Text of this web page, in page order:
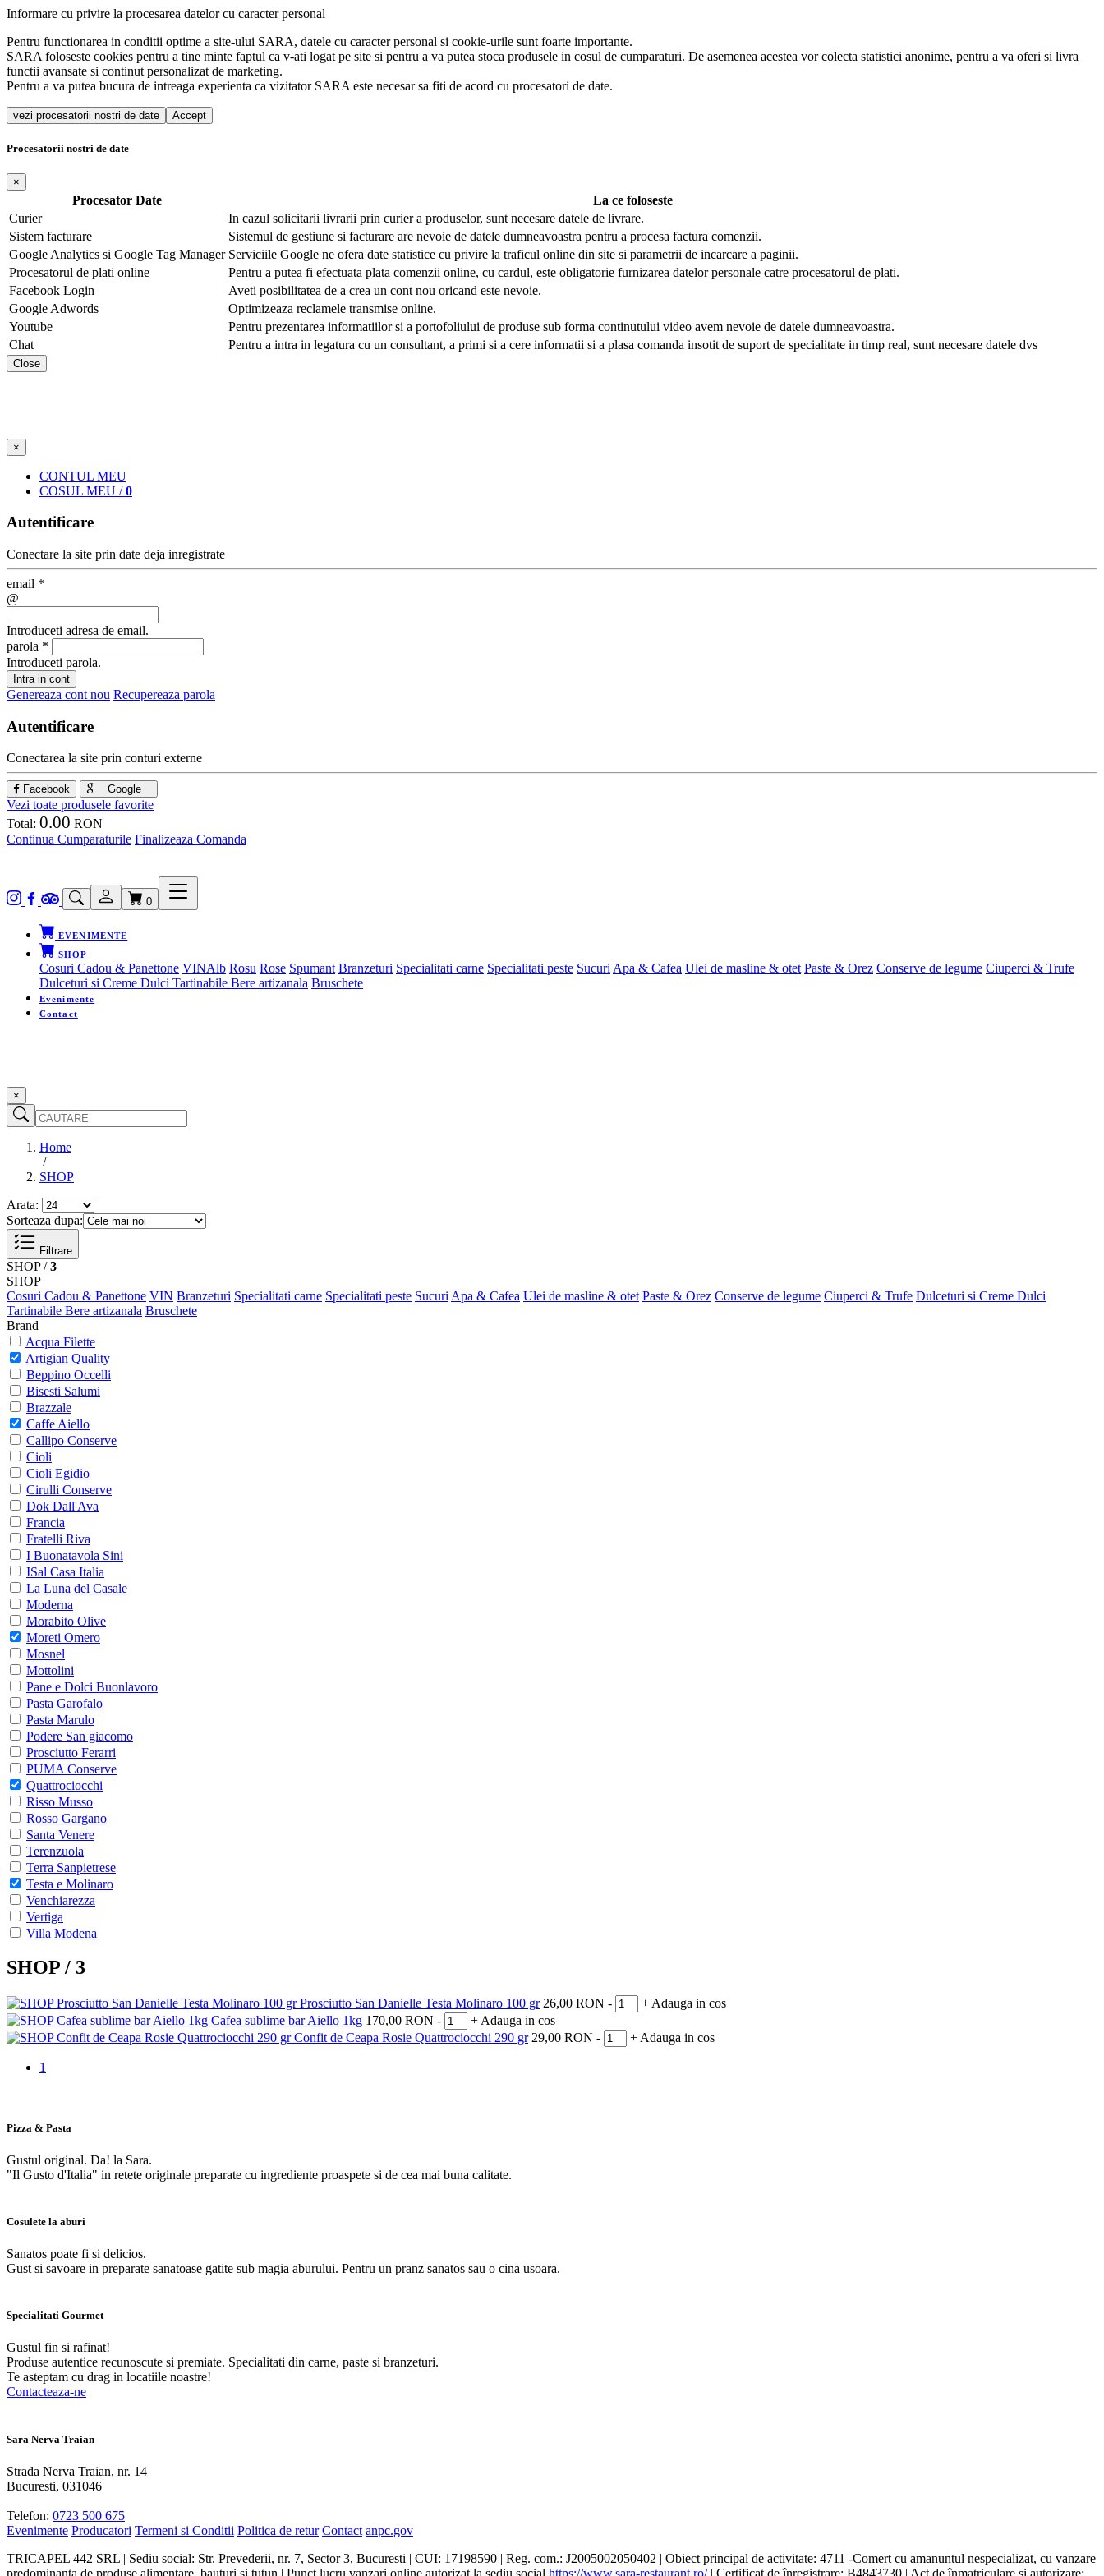
Informare cu privire la procesarea datelor cu caracter personal
Pentru functionarea in conditii optime a site-ului SARA, datele cu caracter personal si cookie-urile sunt foarte importante.
SARA foloseste cookies pentru a tine minte faptul ca v-ati logat pe site si pentru a va putea stoca produsele in cosul de cumparaturi. De asemenea acestea vor colecta statistici anonime, pentru a va oferi si livra
functii avansate si continut personalizat de marketing.
Pentru a va putea bucura de intreaga experienta ca vizitator SARA este necesar sa fiti de acord cu procesatori de date.
vezi procesatorii nostri de date Accept
Procesatorii nostri de date
×
Procesator Date
La ce foloseste
Curier
In cazul solicitarii livrarii prin curier a produselor, sunt necesare datele de livrare.
Sistem facturare
Sistemul de gestiune si facturare are nevoie de datele dumneavoastra pentru a procesa factura comenzii.
Google Analytics si Google Tag Manager Serviciile Google ne ofera date statistice cu privire la traficul online din site si parametrii de incarcare a paginii.
Procesatorul de plati online
Pentru a putea fi efectuata plata comenzii online, cu cardul, este obligatorie furnizarea datelor personale catre procesatorul de plati.
Facebook Login
Aveti posibilitatea de a crea un cont nou oricand este nevoie.
Google Adwords
Optimizeaza reclamele transmise online.
Youtube
Pentru prezentarea informatiilor si a portofoliului de produse sub forma continutului video avem nevoie de datele dumneavoastra.
Chat
Pentru a intra in legatura cu un consultant, a primi si a cere informatii si a plasa comanda insotit de suport de specialitate in timp real, sunt necesare datele dvs
Close
×
CONTUL MEU
COSUL MEU / 0
Autentificare
Conectare la site prin date deja inregistrate
email *
@
Introduceti adresa de email.
parola *
Introduceti parola.
Intra in cont
Genereaza cont nou Recupereaza parola
Autentificare
Conectarea la site prin conturi externe
Facebook Google
Vezi toate produsele favorite
Total: 0.00 RON
Continua Cumparaturile Finalizeaza Comanda
0
EVENIMENTE
SHOP
Cosuri Cadou & Panettone VINAlb Rosu Rose Spumant Branzeturi Specialitati carne Specialitati peste Sucuri Apa & Cafea Ulei de masline & otet Paste & Orez Conserve de legume Ciuperci & Trufe
Dulceturi si Creme Dulci Tartinabile Bere artizanala Bruschete
Evenimente
Contact
×
Home
/
SHOP
Arata:
Sorteaza dupa:
Filtrare
SHOP /3
SHOP
Cosuri Cadou & Panettone VIN Branzeturi Specialitati carne Specialitati peste Sucuri Apa & Cafea Ulei de masline & otet Paste & Orez Conserve de legume Ciuperci & Trufe Dulceturi si Creme Dulci
Tartinabile Bere artizanala Bruschete
Brand
Acqua Filette
Artigian Quality
Beppino Occelli
Bisesti Salumi
Brazzale
Caffe Aiello
Callipo Conserve
Cioli
Cioli Egidio
Cirulli Conserve
Dok Dall'Ava
Francia
Fratelli Riva
I Buonatavola Sini
ISal Casa Italia
La Luna del Casale
Moderna
Morabito Olive
Moreti Omero
Mosnel
Mottolini
Pane e Dolci Buonlavoro
Pasta Garofalo
Pasta Marulo
Podere San giacomo
Prosciutto Ferarri
PUMA Conserve
Quattrociocchi
Risso Musso
Rosso Gargano
Santa Venere
Terenzuola
Terra Sanpietrese
Testa e Molinaro
Venchiarezza
Vertiga
Villa Modena
SHOP / 3
Prosciutto San Danielle Testa Molinaro 100 gr 26,00 RON - + Adauga in cos
Cafea sublime bar Aiello 1kg 170,00 RON - + Adauga in cos
Confit de Ceapa Rosie Quattrociocchi 290 gr 29,00 RON - + Adauga in cos
1
Pizza & Pasta
Gustul original. Da! la Sara.
"Il Gusto d'Italia" in retete originale preparate cu ingrediente proaspete si de cea mai buna calitate.
Cosulete la aburi
Sanatos poate fi si delicios.
Gust si savoare in preparate sanatoase gatite sub magia aburului. Pentru un pranz sanatos sau o cina usoara.
Specialitati Gourmet
Gustul fin si rafinat!
Produse autentice recunoscute si premiate. Specialitati din carne, paste si branzeturi.
Te asteptam cu drag in locatiile noastre!
Contacteaza-ne
Sara Nerva Traian
Strada Nerva Traian, nr. 14
Bucuresti, 031046
Telefon: 0723 500 675
Evenimente Producatori Termeni si Conditii Politica de retur Contact anpc.gov
TRICAPEL 442 SRL | Sediu social: Str. Prevederii, nr. 7, Sector 3, Bucuresti | CUI: 17198590 | Reg. com.: J2005002050402 | Obiect principal de activitate: 4711 -Comert cu amanuntul nespecializat, cu vanzare
predominanta de produse alimentare, bauturi si tutun | Punct lucru vanzari online autorizat la sediu social https://www.sara-restaurant.ro/| Certificat de înregistrare: B4843730 | Act de înmatriculare şi autorizare: